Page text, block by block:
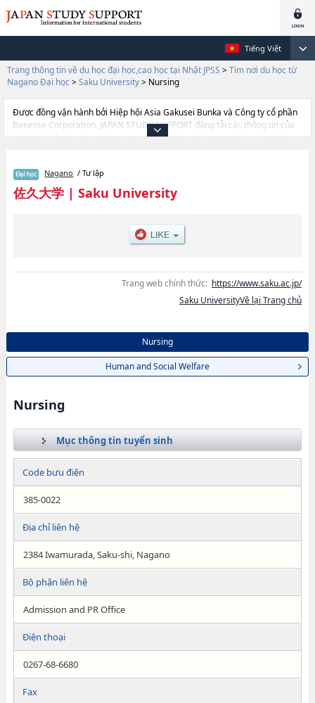
Tiếng Việt
Trang thông tin về du học đại học,cao học tại Nhật JPSS > Tìm nơi du học từ
Nagano Đại học > Saku University> Nursing
Được đồng vận hành bởi Hiệp hội Asia Gakusei Bunka và Công ty cổ phần
Benesse Corporation, JAPAN STUDY SUPPORT đăng tải các thông tin của
khoảng 1.300 trường đại học, cao học, trường đại học ngắn hạn, trường
thiết dành cho du học sinh, như là về các Ngành NursinghoặcNgành
Human and Social Welfare, thông tin về từng ngành học, thông tin liên
quan đến thi tuyển như số lượng tuyển sinh, số lượng trúng tuyển, cở sở
Nagano / Tư lập
佐久大学| Saku University
Trang web chính thức: https://www.saku.ac.jp/
Saku UniversityVề lại Trang chủ
Nursing
Human and Social Welfare
Nursing
Mục thông tin tuyển sinh
Code bưu điện
385-0022
Địa chỉ liên hệ
2384 Iwamurada, Saku-shi, Nagano
Bộ phận liên hệ
Admission and PR Office
Điện thoại
0267-68-6680
Fax